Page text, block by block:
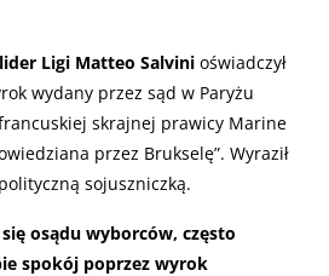
Ligi Matteo Salvini oświadczył
wydany przez sąd w Paryżu
skrajnej prawicy Marine
przez Brukselę”. Wyraził
sojuszniczką.
osądu wyborców, często
spokój poprzez wyrok